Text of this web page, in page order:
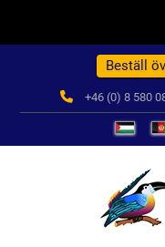
Beställ
+46 (0) 8 580
العربية